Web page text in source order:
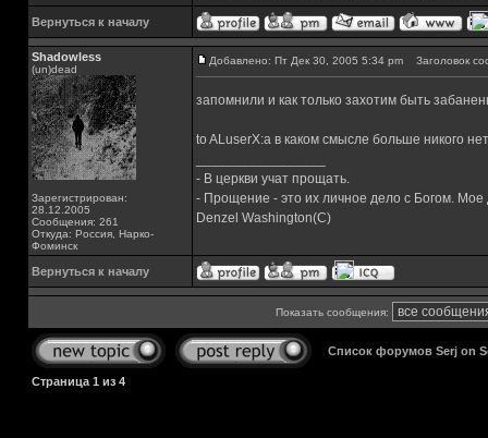
Вернуться к началу
Shadowless
(un)dead
Зарегистрирован:
28.12.2005
Сообщения: 261
Откуда: Россия, Нарко-
Фоминск
Добавлено: Пт Дек 30, 2005 5:34 pm Заголовок
запомнили и как только захотим быть
to ALuserX:а в каком смысле больше никого
- В церкви учат прощать.
- Прощение - это их личное дело с Богом. Мое
Denzel Washington(C)
Вернуться к началу
Показать сообщения:
Список форумов Serj on
Страница 1 из 4